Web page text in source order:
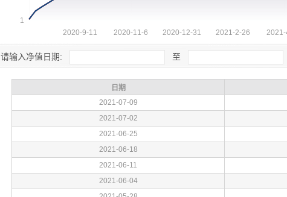
请输入净值日期: 至